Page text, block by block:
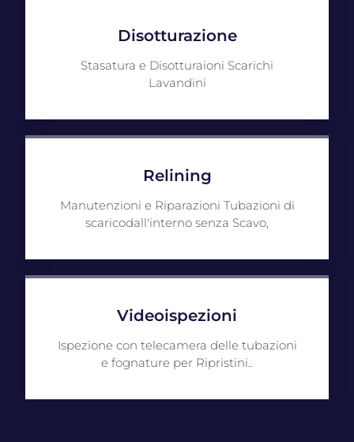
Disotturazione
Stasatura e Disotturaioni Scarichi
Lavandini
Relining
Manutenzioni e Riparazioni Tubazioni di
scaricodall'interno senza Scavo,
Videoispezioni
Ispezione con telecamera delle tubazioni
e fognature per Ripristini..